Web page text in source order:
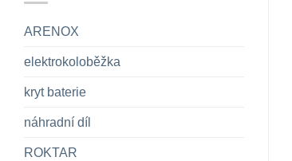
ARENOX
elektrokoloběžka
kryt baterie
náhradní díl
ROKTAR